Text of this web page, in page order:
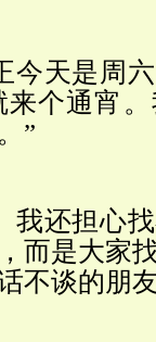
天是周六
个通宵
”
还担心找
而是大家
不谈的朋